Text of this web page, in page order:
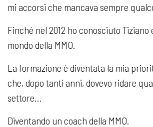
mi accorsi che mancava sempre
Finché nel 2012 ho conosciuto
mondo della MMO.
La formazione è diventata la mia
che, dopo tanti anni, dovevo ridare
settore…
Diventando un coach della MMO.